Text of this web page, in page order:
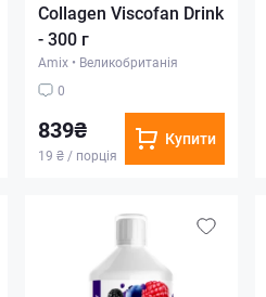
Collagen Viscofan Drink
- 300 г
Amix • Великобританія
0
839₴
19 ₴ / порція
Купити